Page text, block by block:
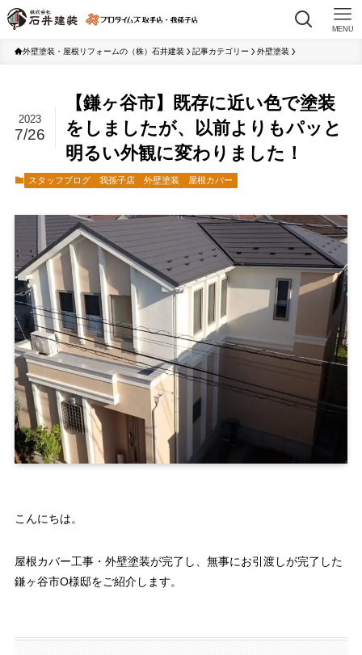
MENU
外壁塗装・屋根リフォームの（株）石井建装 記事カテゴリー 外壁塗装
【鎌ヶ谷市】既存に近い色で塗装
をしましたが、以前よりもパッと
明るい外観に変わりました！
2023
7/26
スタッフブログ 我孫子店 外壁塗装 屋根カバー
こんにちは。
屋根カバー工事・外壁塗装が完了し、無事にお引渡しが完了した
鎌ヶ谷市O様邸をご紹介します。